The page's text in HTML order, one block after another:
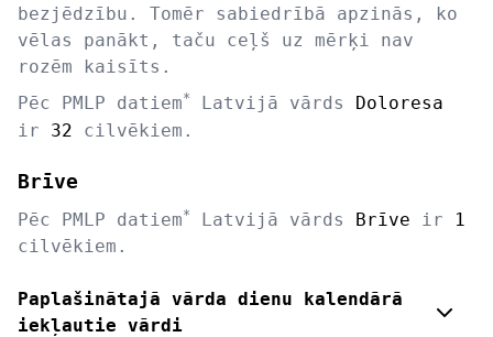
bezjēdzību. Tomēr sabiedrībā apzinās, ko
vēlas panākt, taču ceļš uz mērķi nav
rozēm kaisīts.
Pēc PMLP datiem* Latvijā vārds
Doloresa
ir 32 cilvēkiem.
Brīve
Pēc PMLP datiem* Latvijā vārds Brīve ir
1
cilvēkiem.
Paplašinātajā vārda dienu kalendārā
iekļautie vārdi